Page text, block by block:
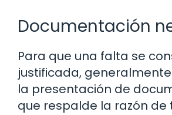
Documentación
Para que una falta se
justificada,
la presentación de
que respalde la razón de